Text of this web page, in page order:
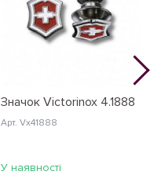
Значок Victorinox 4.1888
Арт. Vx41888
У наявності